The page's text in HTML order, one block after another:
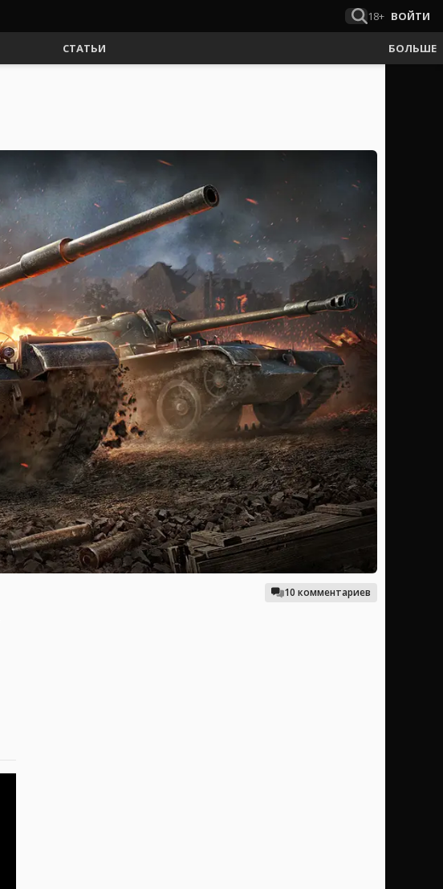
18+ ВОЙТИ
СТАТЬИ БОЛЬШЕ
10 комментариев